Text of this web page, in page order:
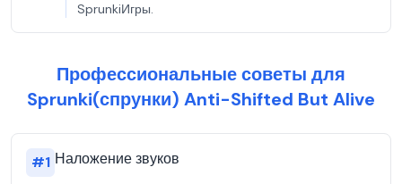
SprunkiИгры.
Профессиональные советы для
Sprunki(спрунки) Anti-Shifted But Alive
#1 Наложение звуков